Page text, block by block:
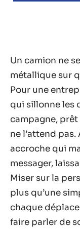
Un camion ne
métallique sur
Pour une
qui sillonne les
campagne,
ne l’attend
accroche qui
messager,
Miser sur la
plus qu’une
chaque
faire parler de